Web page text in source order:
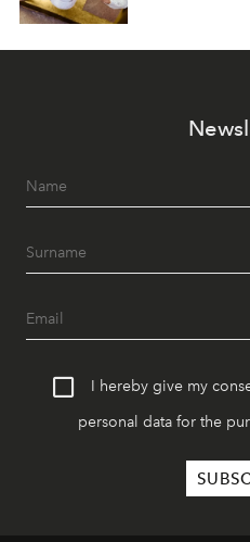
I hereby give my
personal data for the